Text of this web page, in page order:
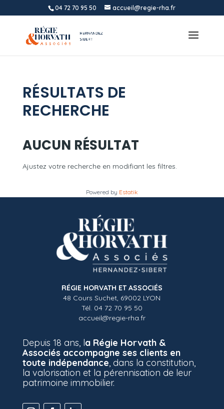
04 72 70 95 50 accueil@regie-rha.fr
RÉSULTATS DE
RECHERCHE
AUCUN RÉSULTAT
Ajustez votre recherche en modifiant les filtres.
Powered by Estatik
RÉGIE HORVATH ET ASSOCIÉS
48 Cours Suchet, 69002 LYON
Tél. 04 72 70 95 50
accueil@regie-rha.fr
Depuis 18 ans, la Régie Horvath &
Associés accompagne ses clients en
toute indépendance , dans la constitution,
la valorisation et la pérennisation de leur
patrimoine immobilier.